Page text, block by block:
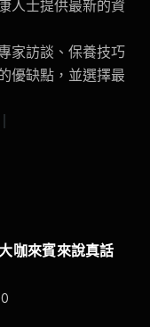
人士提供最新的資
家訪談、保養技巧
優缺點，並選擇最
咖來賓來說真話